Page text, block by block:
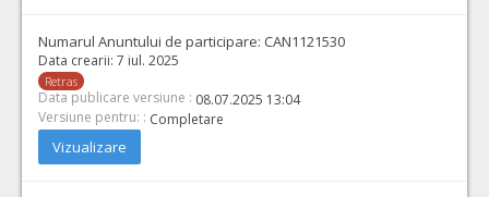
Numarul Anuntului de participare: CAN1121530
Data crearii: 7 iul. 2025
Retras
Data publicare versiune : 08.07.2025 13:04
Versiune pentru: : Completare
Vizualizare